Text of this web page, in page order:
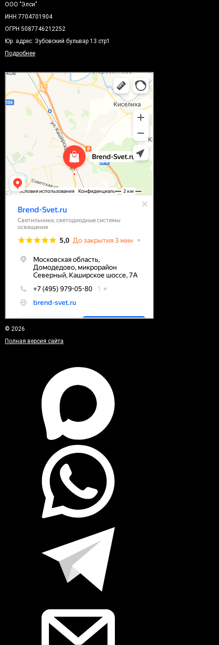
ООО "Элси"
ИНН 7704701904
ОГРН 5087746212252
Юр. адрес: Зубовский бульвар 13 стр1
Подробнее
© 2026
Полная версия сайта